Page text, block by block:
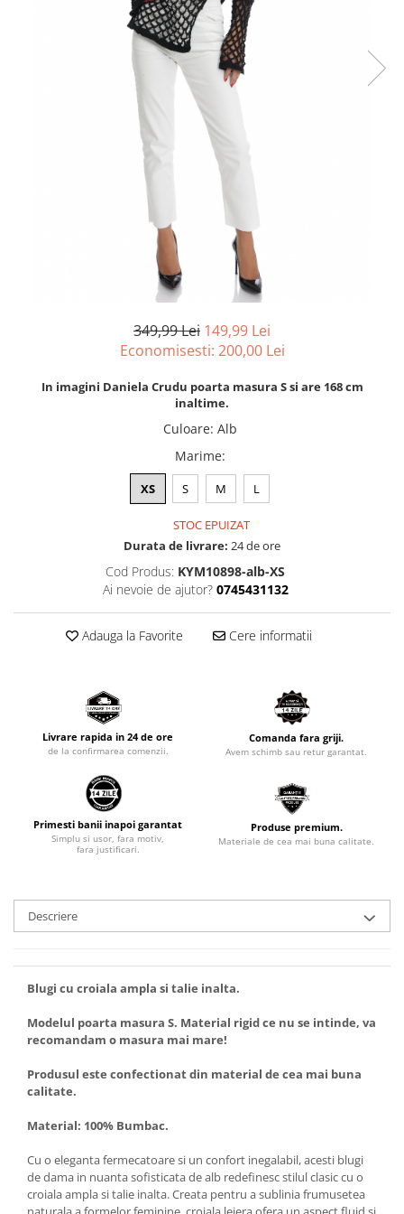
349,99 Lei 149,99 Lei
Economisesti: 200,00 Lei
In imagini Daniela Crudu poarta masura S si are 168 cm
inaltime.
Culoare: Alb
Marime:
XS S M L
STOC EPUIZAT
Durata de livrare: 24 de ore
Cod Produs: KYM10898-alb-XS
Ai nevoie de ajutor? 0745431132
Adauga la Favorite Cere informatii
Livrare rapida in 24 de ore
de la confirmarea comenzii.
Comanda fara griji.
Avem schimb sau retur garantat.
Primesti banii inapoi garantat
Simplu si usor, fara motiv,
fara justificari.
Produse premium.
Materiale de cea mai buna calitate.
Descriere
Blugi cu croiala ampla si talie inalta.
Modelul poarta masura S. Material rigid ce nu se intinde, va
recomandam o masura mai mare!
Produsul este confectionat din material de cea mai buna
calitate.
Material: 100% Bumbac.
Cu o eleganta fermecatoare si un confort inegalabil, acesti blugi
de dama in nuanta sofisticata de alb redefinesc stilul clasic cu o
croiala ampla si talie inalta. Creata pentru a sublinia frumusetea